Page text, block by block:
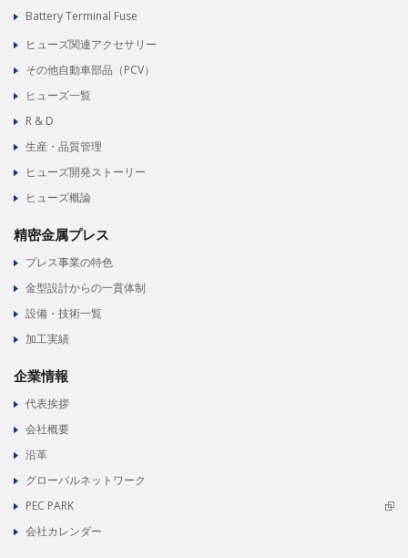
Battery Terminal Fuse
ヒューズ関連アクセサリー
その他自動車部品（PCV）
ヒューズ一覧
R & D
生産・品質管理
ヒューズ開発ストーリー
ヒューズ概論
精密金属プレス
プレス事業の特色
金型設計からの一貫体制
設備・技術一覧
加工実績
企業情報
代表挨拶
会社概要
沿革
グローバルネットワーク
PEC PARK
会社カレンダー